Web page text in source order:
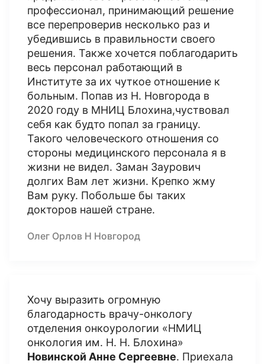
профессионал, принимающий решение
все перепроверив несколько раз и
убедившись в правильности своего
решения. Также хочется поблагодарить
весь персонал работающий в
Институте за их чуткое отношение к
больным. Попав из Н. Новгорода в
2020 году в МНИЦ Блохина,чуствовал
себя как будто попал за границу.
Такого человеческого отношения со
стороны медицинского персонала я в
жизни не видел. Заман Заурович
долгих Вам лет жизни. Крепко жму
Вам руку. Побольше бы таких
докторов нашей стране.
Олег Орлов Н Новгород
Хочу выразить огромную
благодарность врачу-онкологу
отделения онкоурологии «НМИЦ
онкология им. Н. Н. Блохина»
Новинской Анне Сергеевне. Приехала